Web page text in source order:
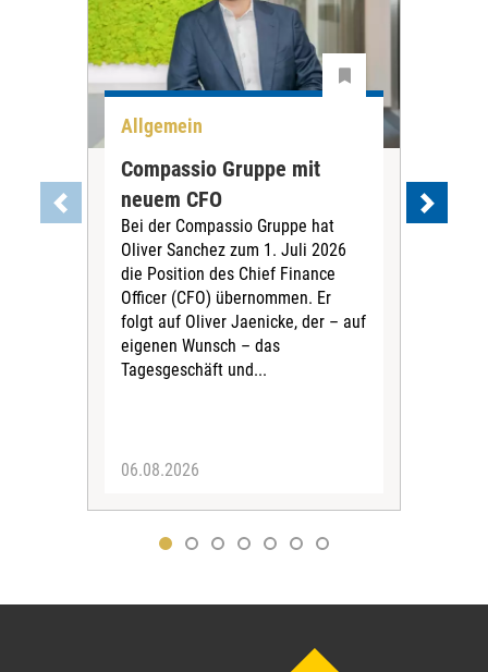
Allgemein
Compassio Gruppe mit
neuem CFO
Bei der Compassio Gruppe hat
Oliver Sanchez zum 1. Juli 2026
die Position des Chief Finance
Officer (CFO) übernommen. Er
folgt auf Oliver Jaenicke, der – auf
eigenen Wunsch – das
Tagesgeschäft und...
06.08.2026